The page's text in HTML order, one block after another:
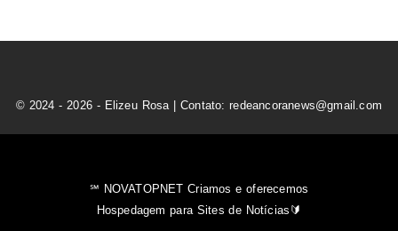
© 2024 - 2026 - Elizeu Rosa | Contato: redeancoranews@gmail.com
℠ NOVATOPNET Criamos e oferecemos
Hospedagem para Sites de Notícias🔰